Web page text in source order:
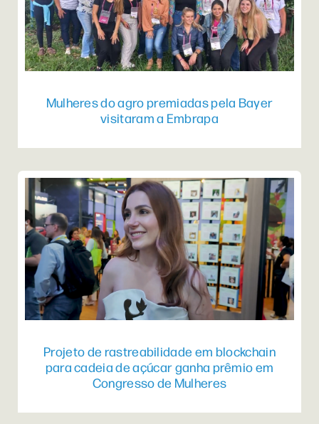
Mulheres do agro premiadas pela Bayer
visitaram a Embrapa
Projeto de rastreabilidade em blockchain
para cadeia de açúcar ganha prêmio em
Congresso de Mulheres